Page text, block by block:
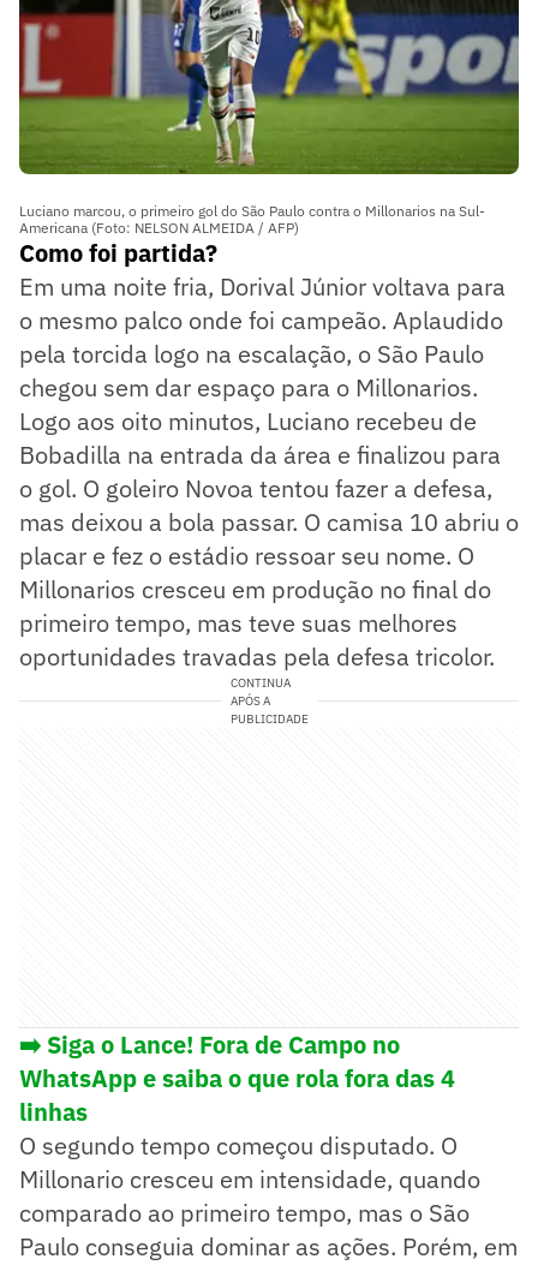
Luciano marcou, o primeiro gol do São Paulo contra o Millonarios na Sul-
Americana (Foto: NELSON ALMEIDA / AFP)
Como foi partida?
Em uma noite fria, Dorival Júnior voltava para
o mesmo palco onde foi campeão. Aplaudido
pela torcida logo na escalação, o São Paulo
chegou sem dar espaço para o Millonarios.
Logo aos oito minutos, Luciano recebeu de
Bobadilla na entrada da área e finalizou para
o gol. O goleiro Novoa tentou fazer a defesa,
mas deixou a bola passar. O camisa 10 abriu o
placar e fez o estádio ressoar seu nome. O
Millonarios cresceu em produção no final do
primeiro tempo, mas teve suas melhores
oportunidades travadas pela defesa tricolor.
CONTINUA
APÓS A
PUBLICIDADE
➡️ Siga o Lance! Fora de Campo no
WhatsApp e saiba o que rola fora das 4
linhas
O segundo tempo começou disputado. O
Millonario cresceu em intensidade, quando
comparado ao primeiro tempo, mas o São
Paulo conseguia dominar as ações. Porém, em